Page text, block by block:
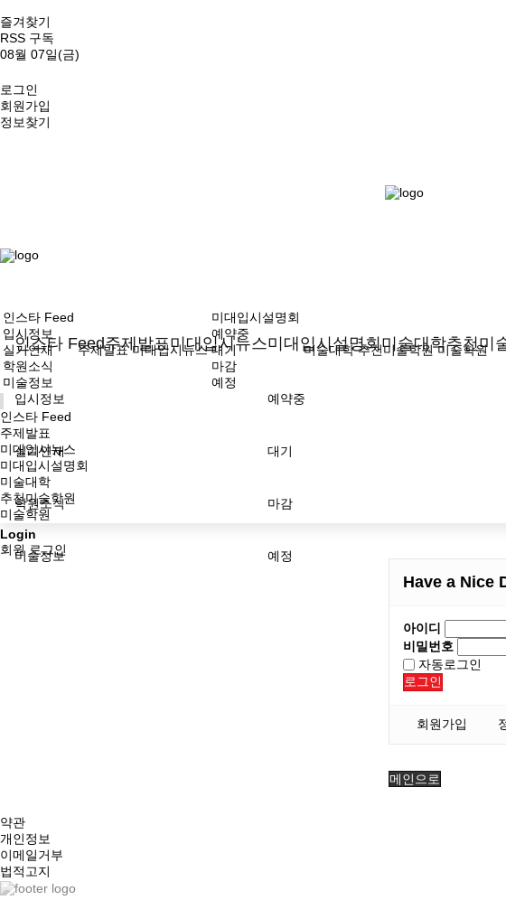
즐겨찾기
RSS 구독
08월 07일(금)
로그인
회원가입
정보찾기
인스타 Feed
입시정보
실기연재
학원소식
미술정보
주제발표미대입시뉴스미대입시설명회
예약중
대기
마감
예정
미술대학추천미
인스타 Feed
입시정보
실기연재
학원소식
미술정보
주제발표 미대입시뉴스
미대입시설명회
예약중
대기
마감
예정
미술대학 추천미술학원 미술학원
인스타 Feed
주제발표
미대입시뉴스
미대입시설명회
미술대학
추천미술학원
미술학원
Login
회원 로그인
Have a Nice
아이디
비밀번호
자동로그인
로그인
회원가입
메인으로
약관
개인정보
이메일거부
법적고지